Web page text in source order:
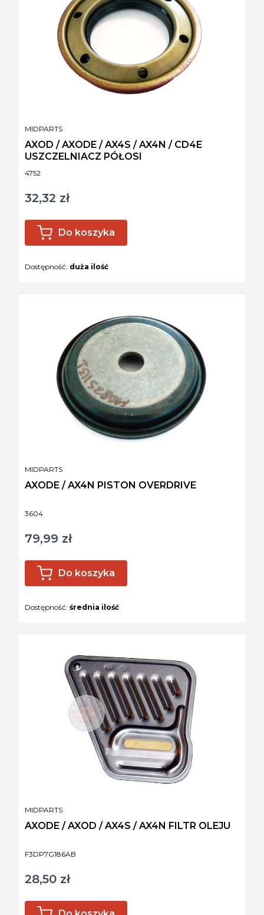
Kod produktu
4752
AXOD / AXODE / AX4S / AX4N / CD4E
USZCZELNIACZ PÓŁOSI
PRODUCENT
MIDPARTS
Cena
32,32 zł
Do koszyka
Dostępność: duża ilość
Kod produktu
3604
AXODE / AX4N PISTON OVERDRIVE
PRODUCENT
MIDPARTS
Cena
79,99 zł
Do koszyka
Dostępność: średnia ilość
Kod produktu
F3DP7G186AB
AXODE / AXOD / AX4S / AX4N FILTR OLEJU
PRODUCENT
MIDPARTS
Cena
28,50 zł